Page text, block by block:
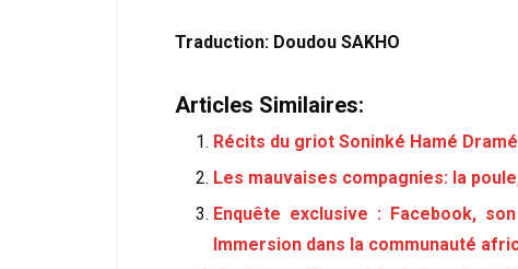
Traduction: Doudou SAKHO
Articles Similaires:
Récits du griot Soninké Hamé
Les mauvaises compagnies: la
Enquête exclusive : Facebook,
Immersion dans la communauté